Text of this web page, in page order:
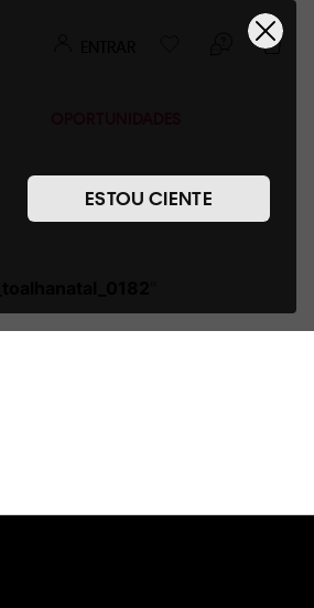
ESTOU CIENTE